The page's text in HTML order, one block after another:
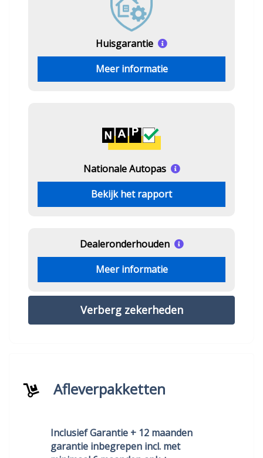
Huisgarantie
Meer informatie
Nationale Autopas
Bekijk het rapport
Dealeronderhouden
Meer informatie
Verberg zekerheden
Afleverpakketten
Inclusief Garantie + 12 maanden
garantie inbegrepen incl. met